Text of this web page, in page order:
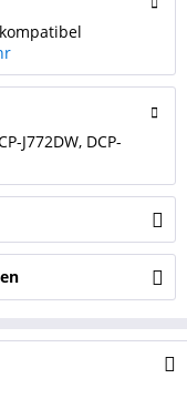
J772DW, DCP-